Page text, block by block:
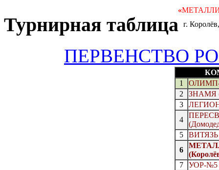
«
г.
Турнирная таблица
ПЕРВЕНСТВО
1
ОЛИМП-
2
ЗНАМЯ
3
ЛЕГИОН
4
5
ВИТЯЗЬ
6
7
УОР-№5